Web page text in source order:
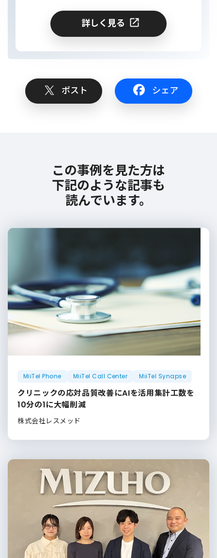
詳しく見る
ポスト シェア
この事例を見た方は
下記のような記事も
読んでいます。
MiiTel Phone MiiTel Call Center MiiTel Synapse
クリニックの応対品質改善にAIを活用集計工数を
10分の1に大幅削減
株式会社レスメッド